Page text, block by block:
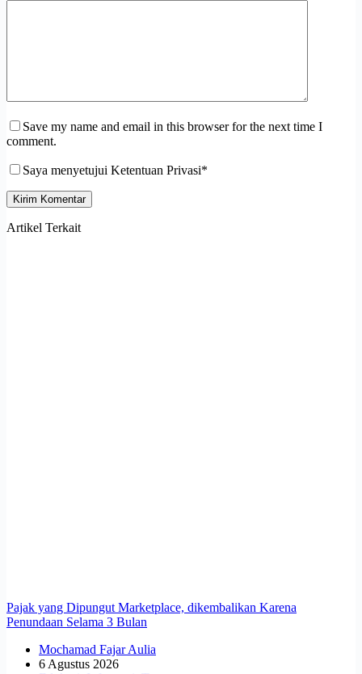
Save my name and email in this browser for the next time I
comment.
Saya menyetujui Ketentuan Privasi*
Kirim Komentar
Artikel Terkait
Pajak yang Dipungut Marketplace, dikembalikan Karena
Penundaan Selama 3 Bulan
Mochamad Fajar Aulia
6 Agustus 2026